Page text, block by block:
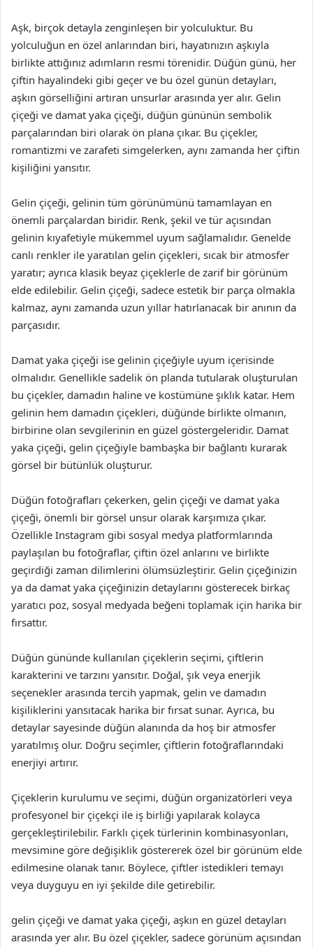
Aşk, birçok detayla zenginleşen bir yolculuktur. Bu
yolculuğun en özel anlarından biri, hayatınızın aşkıyla
birlikte attığınız adımların resmi törenidir. Düğün günü, her
çiftin hayalindeki gibi geçer ve bu özel günün detayları,
aşkın görselliğini artıran unsurlar arasında yer alır. Gelin
çiçeği ve damat yaka çiçeği, düğün gününün sembolik
parçalarından biri olarak ön plana çıkar. Bu çiçekler,
romantizmi ve zarafeti simgelerken, aynı zamanda her çiftin
kişiliğini yansıtır.
Gelin çiçeği, gelinin tüm görünümünü tamamlayan en
önemli parçalardan biridir. Renk, şekil ve tür açısından
gelinin kıyafetiyle mükemmel uyum sağlamalıdır. Genelde
canlı renkler ile yaratılan gelin çiçekleri, sıcak bir atmosfer
yaratır; ayrıca klasik beyaz çiçeklerle de zarif bir görünüm
elde edilebilir. Gelin çiçeği, sadece estetik bir parça olmakla
kalmaz, aynı zamanda uzun yıllar hatırlanacak bir anının da
parçasıdır.
Damat yaka çiçeği ise gelinin çiçeğiyle uyum içerisinde
olmalıdır. Genellikle sadelik ön planda tutularak oluşturulan
bu çiçekler, damadın haline ve kostümüne şıklık katar. Hem
gelinin hem damadın çiçekleri, düğünde birlikte olmanın,
birbirine olan sevgilerinin en güzel göstergeleridir. Damat
yaka çiçeği, gelin çiçeğiyle bambaşka bir bağlantı kurarak
görsel bir bütünlük oluşturur.
Düğün fotoğrafları çekerken, gelin çiçeği ve damat yaka
çiçeği, önemli bir görsel unsur olarak karşımıza çıkar.
Özellikle Instagram gibi sosyal medya platformlarında
paylaşılan bu fotoğraflar, çiftin özel anlarını ve birlikte
geçirdiği zaman dilimlerini ölümsüzleştirir. Gelin çiçeğinizin
ya da damat yaka çiçeğinizin detaylarını gösterecek birkaç
yaratıcı poz, sosyal medyada beğeni toplamak için harika bir
fırsattır.
Düğün gününde kullanılan çiçeklerin seçimi, çiftlerin
karakterini ve tarzını yansıtır. Doğal, şık veya enerjik
seçenekler arasında tercih yapmak, gelin ve damadın
kişiliklerini yansıtacak harika bir fırsat sunar. Ayrıca, bu
detaylar sayesinde düğün alanında da hoş bir atmosfer
yaratılmış olur. Doğru seçimler, çiftlerin fotoğraflarındaki
enerjiyi artırır.
Çiçeklerin kurulumu ve seçimi, düğün organizatörleri veya
profesyonel bir çiçekçi ile iş birliği yapılarak kolayca
gerçekleştirilebilir. Farklı çiçek türlerinin kombinasyonları,
mevsimine göre değişiklik göstererek özel bir görünüm elde
edilmesine olanak tanır. Böylece, çiftler istedikleri temayı
veya duyguyu en iyi şekilde dile getirebilir.
gelin çiçeği ve damat yaka çiçeği, aşkın en güzel detayları
arasında yer alır. Bu özel çiçekler, sadece görünüm açısından